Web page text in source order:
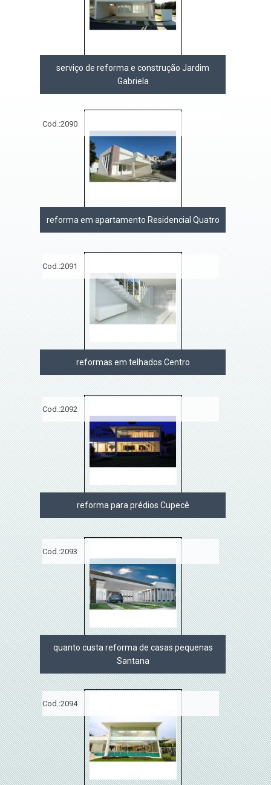
serviço de reforma e construção Jardim
Gabriela
Cod.:2090
reforma em apartamento Residencial Quatro
Cod.:2091
reformas em telhados Centro
Cod.:2092
reforma para prédios Cupecê
Cod.:2093
quanto custa reforma de casas pequenas
Santana
Cod.:2094